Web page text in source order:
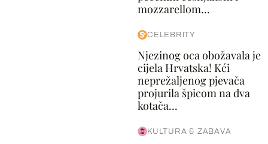
mozzarellom...
CELEBRITY
Njezinog oca obožavala je
cijela Hrvatska! Kći
neprežaljenog pjevača
projurila špicom na dva
kotača...
KULTURA & ZABAVA